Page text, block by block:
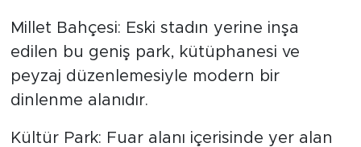
Millet Bahçesi: Eski stadın yerine inşa
edilen bu geniş park, kütüphanesi ve
peyzaj düzenlemesiyle modern bir
dinlenme alanıdır.
Kültür Park: Fuar alanı içerisinde yer alan